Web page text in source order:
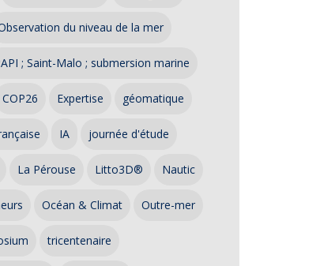
du niveau de la mer
; Saint-Malo ; submersion marine
COP26 Expertise géomatique
IA journée d'étude
La Pérouse Litto3D® Nautic
Océan & Climat Outre-mer
tricentenaire